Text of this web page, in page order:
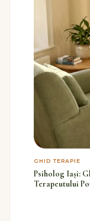
GHID TERAPIE
Psiholog Iași:
Terapeutului